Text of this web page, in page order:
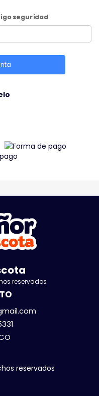
seguridad
reservados
reservados